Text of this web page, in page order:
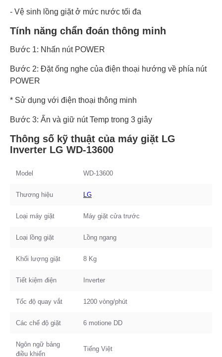
- Vệ sinh lồng giặt ở mức nước tối đa
Tính năng chẩn đoán thông minh
Bước 1: Nhấn nút POWER
Bước 2: Đặt ống nghe của điện thoại hướng về phía nút
POWER
* Sử dụng với điện thoại thông minh
Bước 3: Ấn và giữ nút Temp trong 3 giây
Thông số kỹ thuật của máy giặt LG
Inverter LG WD-13600
Model WD-13600
Thương hiệu LG
Loại máy giặt Máy giặt cửa trước
Loại lồng giặt Lồng ngang
Khối lượng giặt 8 Kg
Tiết kiệm điện Inverter
Tốc độ quay vắt 1200 vòng/phút
Các chế độ giặt 6 motione DD
Ngôn ngữ bảng
điều khiển
Tiếng Việt